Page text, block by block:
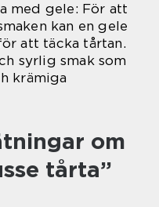
med gele: För att
kan en gele
att täcka tårtan.
syrlig smak som
krämiga
om
tårta”